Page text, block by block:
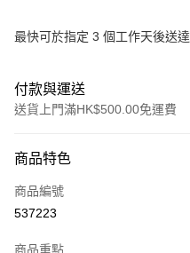
最快可於指定 3 個工作天後送達
付款與運送
送貨上門滿HK$500.00免運費
信用卡
AlipayHK
商品特色
商品編號
537223
商品重點